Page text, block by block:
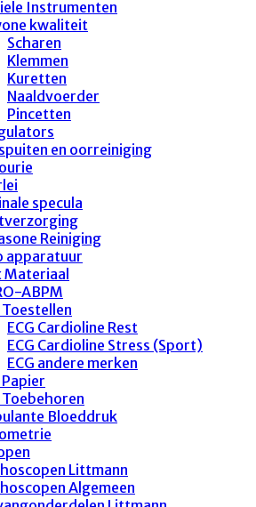
Instrumenten
kwaliteit
Scharen
Klemmen
Kuretten
Naaldvoerder
Pincetten
en oorreiniging
specula
Reiniging
apparatuur
Materiaal
ABPM
Toestellen
ECG Cardioline Rest
ECG Cardioline Stress (Sport)
ECG andere merken
Papier
Toebehoren
Bloeddruk
Littmann
Algemeen